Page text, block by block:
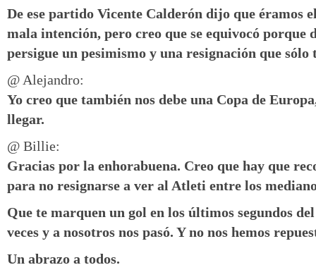
De ese partido Vicente Calderón dijo que éramos
mala intención, pero creo que se equivocó porque
persigue un pesimismo y una resignación que sólo
@ Alejandro:
Yo creo que también nos debe una Copa de
llegar.
@ Billie:
Gracias por la enhorabuena. Creo que hay que
para no resignarse a ver al Atleti entre los
Que te marquen un gol en los últimos segundos
veces y a nosotros nos pasó. Y no nos hemos
Un abrazo a todos.